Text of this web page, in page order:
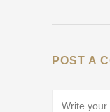
POST A